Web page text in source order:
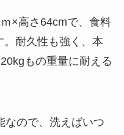
×高さ64cmで、食料
耐久性も強く、本
もの重量に耐える
なので、洗えばいつ